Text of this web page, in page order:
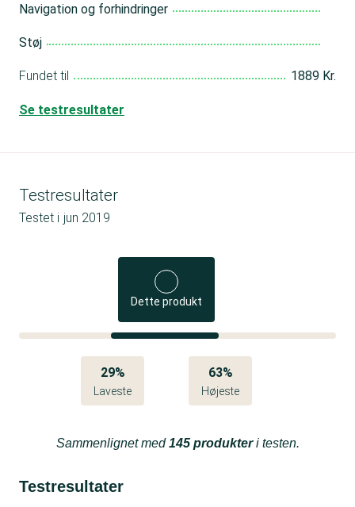
Navigation og forhindringer
Støj
Fundet til 1889 Kr.
Se testresultater
Testresultater
Testet i jun 2019
Dette produkt
29%
Laveste
63%
Højeste
Sammenlignet med145 produkteri testen.
Testresultater